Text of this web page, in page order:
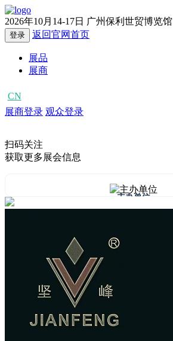
2026年10月14-17日 广州保利世贸博览馆
登录 返回官网首页
展品
展商
CN
展商登录 观众登录
扫码关注
获取更多展会信息
主办单位